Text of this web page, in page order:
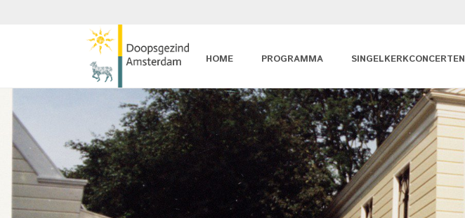
HOME PROGRAMMA SINGELKERKCONCERTEN